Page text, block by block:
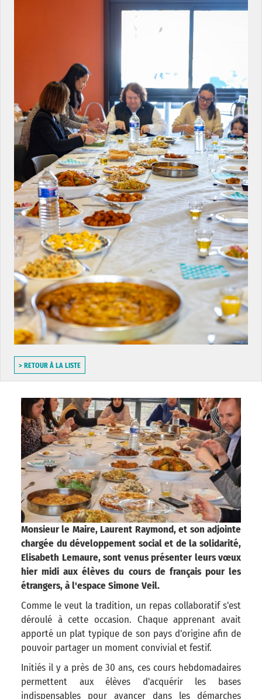
> RETOUR À LA LISTE
Monsieur le Maire, Laurent Raymond, et son adjointe
chargée du développement social et de la solidarité,
Elisabeth Lemaure, sont venus présenter leurs vœux
hier midi aux élèves du cours de français pour les
étrangers, à l'espace Simone Veil.
Comme le veut la tradition, un repas collaboratif s'est
déroulé à cette occasion. Chaque apprenant avait
apporté un plat typique de son pays d'origine afin de
pouvoir partager un moment convivial et festif.
Initiés il y a près de 30 ans, ces cours hebdomadaires
permettent aux élèves d'acquérir les bases
indispensables pour avancer dans les démarches